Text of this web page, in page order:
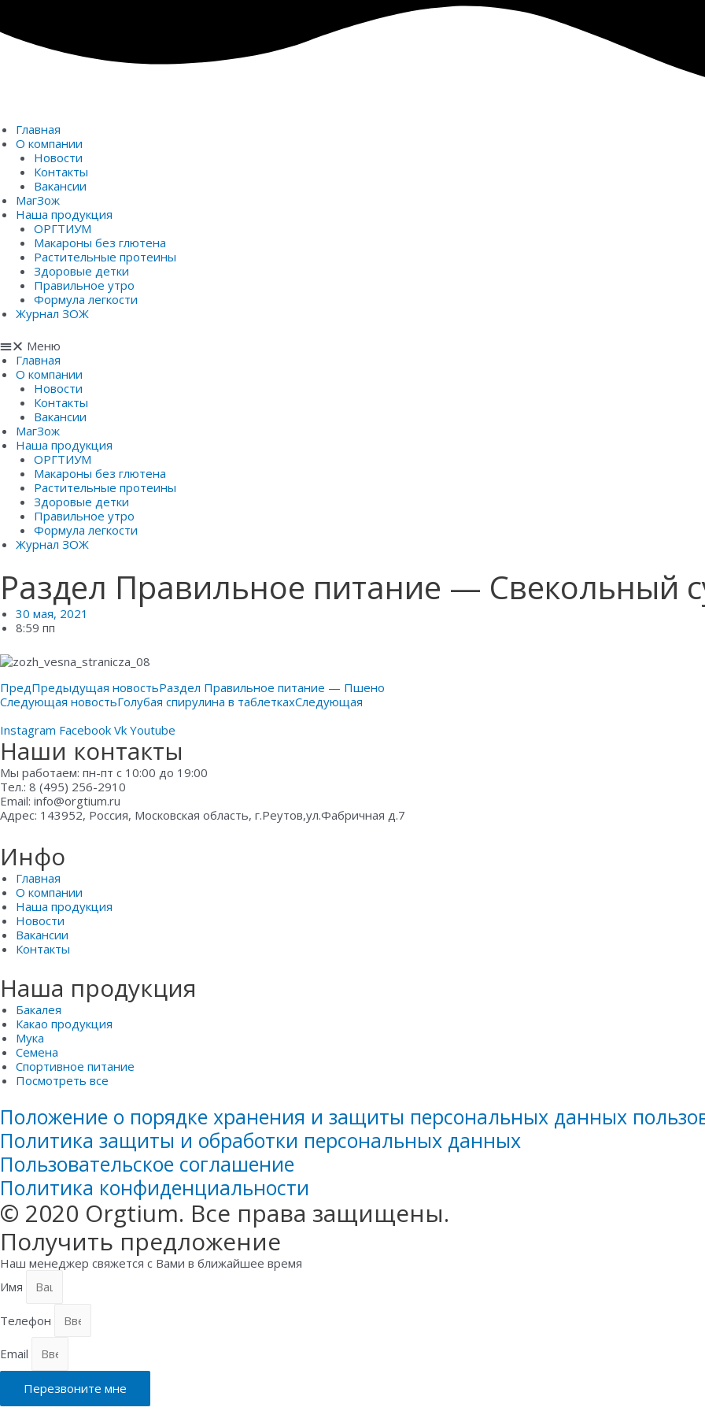
содержимому
Главная
О компании
Новости
Контакты
Вакансии
МагЗож
Наша продукция
ОРГТИУМ
Макароны без глютена
Растительные протеины
Здоровые детки
Правильное утро
Формула легкости
Журнал ЗОЖ
Меню
Главная
О компании
Новости
Контакты
Вакансии
МагЗож
Наша продукция
ОРГТИУМ
Макароны без глютена
Растительные протеины
Здоровые детки
Правильное утро
Формула легкости
Журнал ЗОЖ
Раздел Правильное питание — Свекольный
30 мая, 2021
8:59 пп
ПредПредыдущая новостьРаздел Правильное питание — Пшено
Следующая новостьГолубая спирулина в таблеткахСледующая
Instagram Facebook Vk Youtube
Наши контакты
Мы работаем: пн-пт с 10:00 до 19:00
Тел.: 8 (495) 256-2910
Email: info@orgtium.ru
Адрес: 143952, Россия, Московская область, г.Реутов,ул.Фабричная д.7
Инфо
Главная
О компании
Наша продукция
Новости
Вакансии
Контакты
Наша продукция
Бакалея
Какао продукция
Мука
Семена
Спортивное питание
Посмотреть все
Положение о порядке хранения и защиты персональных данных
Политика защиты и обработки персональных данных
Пользовательское соглашение
Политика конфиденциальности​
© 2020 Orgtium. Все права защищены.
Получить предложение
Наш менеджер свяжется с Вами в ближайшее время
Имя
Телефон
Email
Перезвоните мне